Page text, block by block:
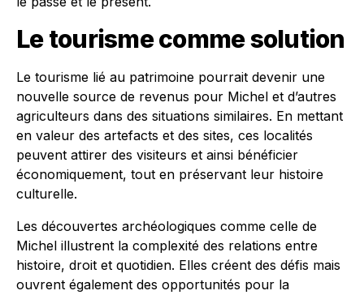
Le tourisme comme solution
Le tourisme lié au patrimoine pourrait devenir une
nouvelle source de revenus pour Michel et d’autres
agriculteurs dans des situations similaires. En mettant
en valeur des artefacts et des sites, ces localités
peuvent attirer des visiteurs et ainsi bénéficier
économiquement, tout en préservant leur histoire
culturelle.
Les découvertes archéologiques comme celle de
Michel illustrent la complexité des relations entre
histoire, droit et quotidien. Elles créent des défis mais
ouvrent également des opportunités pour la